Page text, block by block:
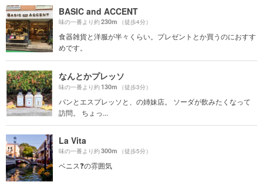
BASIC and ACCENT
味の一番より約230m （徒歩4分）
食器雑貨と洋服が半々くらい。プレゼントとか買うのにおすす
めです。
なんとかプレッソ
味の一番より約130m （徒歩3分）
パンとエスプレッソと、の姉妹店。 ソーダが飲みたくなって
訪問。 ちょっ...
La Vita
味の一番より約300m （徒歩5分）
ベニス❓の雰囲気